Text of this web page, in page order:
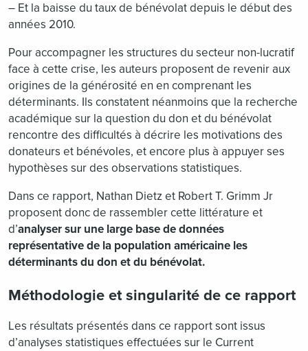
– Et la baisse du taux de bénévolat depuis le début des
années 2010.
Pour accompagner les structures du secteur non-lucratif
face à cette crise, les auteurs proposent de revenir aux
origines de la générosité en en comprenant les
déterminants. Ils constatent néanmoins que la recherche
académique sur la question du don et du bénévolat
rencontre des difficultés à décrire les motivations des
donateurs et bénévoles, et encore plus à appuyer ses
hypothèses sur des observations statistiques.
Dans ce rapport, Nathan Dietz et Robert T. Grimm Jr
proposent donc de rassembler cette littérature et
d’analyser sur une large base de données
représentative de la population américaine les
déterminants du don et du bénévolat.
Méthodologie et singularité de ce rapport
Les résultats présentés dans ce rapport sont issus
d’analyses statistiques effectuées sur le Current